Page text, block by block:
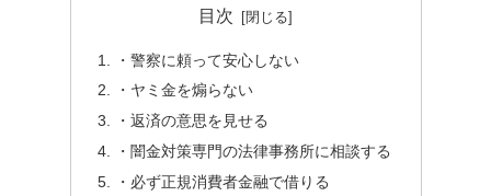
目次
・警察に頼って安心しない
・ヤミ金を煽らない
・返済の意思を見せる
・闇金対策専門の法律事務所に相談する
・必ず正規消費者金融で借りる